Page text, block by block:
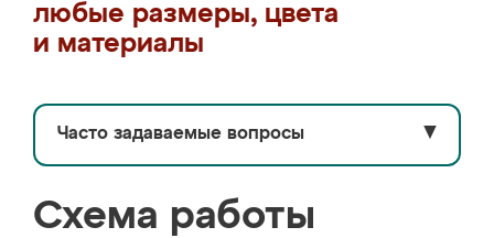
любые размеры, цвета
и материалы
Часто задаваемые вопросы ▼
Схема работы